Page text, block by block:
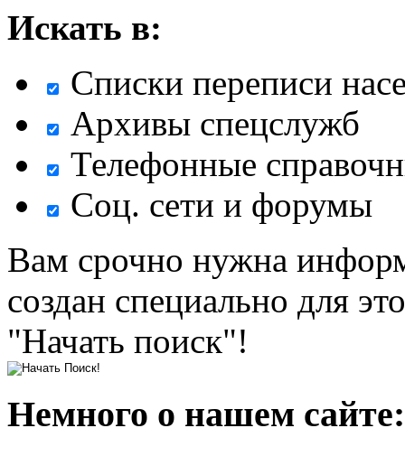
Искать в:
Списки переписи
Архивы спецслужб
Телефонные
Соц. сети и форумы
Вам срочно нужна
создан специально для
"Начать поиск"!
Немного о нашем сайте: